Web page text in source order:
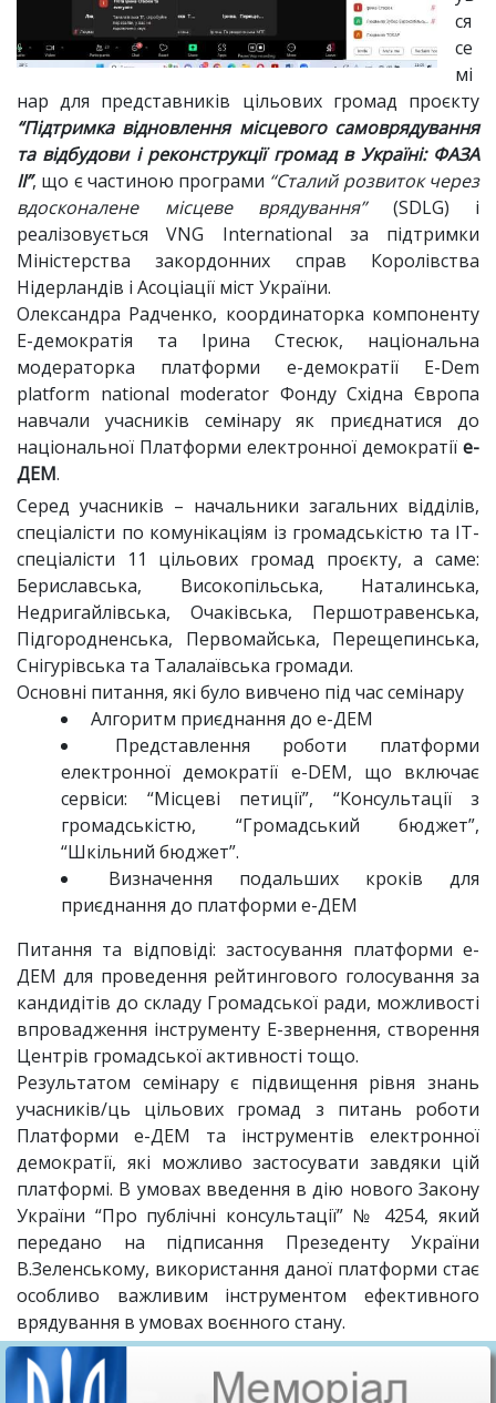
ся
се
мі
нар для представників цільових громад проєкту
“Підтримка відновлення місцевого самоврядування
та відбудови і реконструкції громад в Україні: ФАЗА
ІІ”, що є частиною програми “Сталий розвиток через
вдосконалене місцеве врядування”(SDLG) і
реалізовується VNG International за підтримки
Міністерства закордонних справ Королівства
Нідерландів і Асоціації міст України.
Олександра Радченко, координаторка компоненту
Е-демократія та Ірина Стесюк, національна
модераторка платформи е-демократії E-Dem
platform national moderator Фонду Східна Європа
навчали учасників семінару як приєднатися до
національної Платформи електронної демократії е-
ДЕМ.
Серед учасників – начальники загальних відділів,
спеціалісти по комунікаціям із громадськістю та ІТ-
спеціалісти 11 цільових громад проєкту, а саме:
Бериславська, Високопільська, Наталинська,
Недригайлівська, Очаківська, Першотравенська,
Підгородненська, Первомайська, Перещепинська,
Снігурівська та Талалаївська громади.
Основні питання, які було вивчено під час семінару
Алгоритм приєднання до е-ДЕМ
Представлення роботи платформи
електронної демократії e-DEM, що включає
сервіси: “Місцеві петиції”, “Консультації з
громадськістю, “Громадський бюджет”,
“Шкільний бюджет”.
Визначення подальших кроків для
приєднання до платформи е-ДЕМ
Питання та відповіді: застосування платформи е-
ДЕМ для проведення рейтингового голосування за
кандидітів до складу Громадської ради, можливості
впровадження інструменту Е-звернення, створення
Центрів громадської активності тощо.
Результатом семінару є підвищення рівня знань
учасників/ць цільових громад з питань роботи
Платформи е-ДЕМ та інструментів електронної
демократії, які можливо застосувати завдяки цій
платформі. В умовах введення в дію нового Закону
України “Про публічні консультації” № 4254, який
передано на підписання Презеденту України
В.Зеленському, використання даної платформи стає
особливо важливим інструментом ефективного
врядування в умовах воєнного стану.